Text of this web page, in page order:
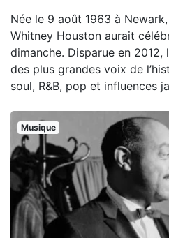
Née le 9 août 1963 à
Whitney Houston aurait
dimanche. Disparue en 2012,
des plus grandes voix de
soul, R&B, pop et influences
Musique